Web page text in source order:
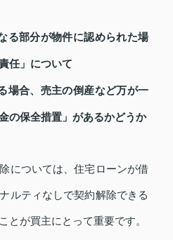
る部分が物件に認められた場
任」について
場合、売主の倒産など万が一
の保全措置」があるかどうか
については、住宅ローンが借
ルティなしで契約解除できる
とが買主にとって重要です。